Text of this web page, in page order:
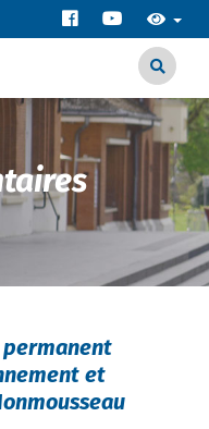
permanent
et